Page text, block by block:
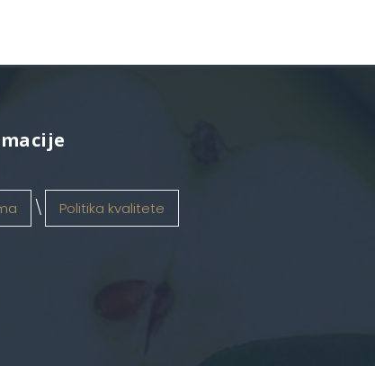
Politika kvalitete